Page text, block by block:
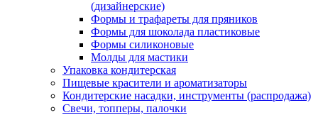
(дизайнерские)
Формы и трафареты для пряников
Формы для шоколада пластиковые
Формы силиконовые
Молды для мастики
Упаковка кондитерская
Пищевые красители и ароматизаторы
Кондитерские насадки, инструменты (распродажа)
Свечи, топперы, палочки